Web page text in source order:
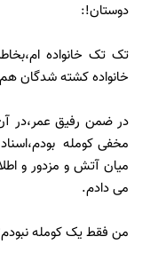
دوستان!:
تک تک خانواده
خانواده کشته شدگان
در ضمن رفیق عمر،در
مخفی کومله
میان آتش و مزدور و
می دادم.
من فقط یک کومله